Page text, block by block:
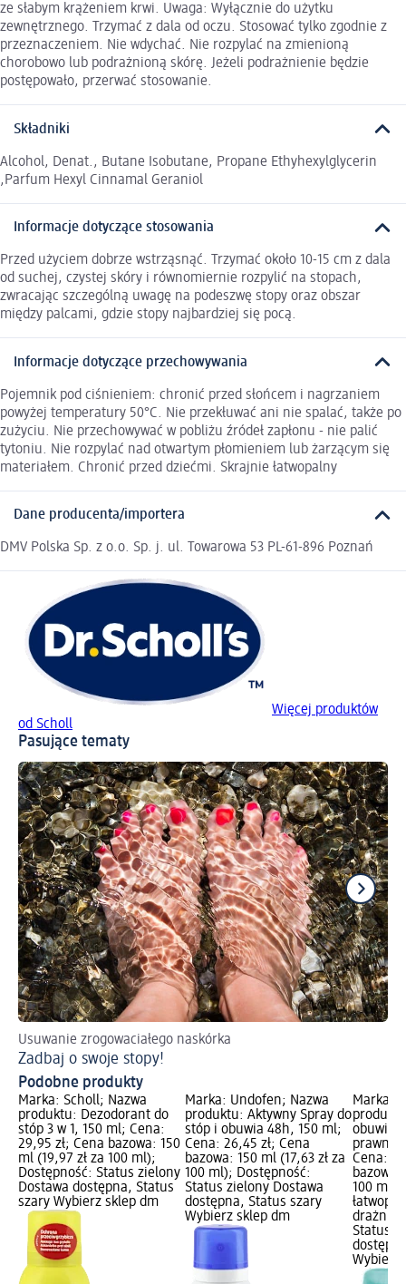
ze słabym krążeniem krwi. Uwaga: Wyłącznie do użytku
zewnętrznego. Trzymać z dala od oczu. Stosować tylko zgodnie z
przeznaczeniem. Nie wdychać. Nie rozpylać na zmienioną
chorobowo lub podrażnioną skórę. Jeżeli podrażnienie będzie
postępowało, przerwać stosowanie.
Składniki
Alcohol, Denat., Butane Isobutane, Propane Ethyhexylglycerin
,Parfum Hexyl Cinnamal Geraniol
Informacje dotyczące stosowania
Przed użyciem dobrze wstrząsnąć. Trzymać około 10-15 cm z dala
od suchej, czystej skóry i równomiernie rozpylić na stopach,
zwracając szczególną uwagę na podeszwę stopy oraz obszar
między palcami, gdzie stopy najbardziej się pocą.
Informacje dotyczące przechowywania
Pojemnik pod ciśnieniem: chronić przed słońcem i nagrzaniem
powyżej temperatury 50°C. Nie przekłuwać ani nie spalać, także po
zużyciu. Nie przechowywać w pobliżu źródeł zapłonu - nie palić
tytoniu. Nie rozpylać nad otwartym płomieniem lub żarzącym się
materiałem. Chronić przed dziećmi. Skrajnie łatwopalny
Dane producenta/importera
DMV Polska Sp. z o.o. Sp. j. ul. Towarowa 53 PL-61-896 Poznań
Więcej produktów
od Scholl
Pasujące tematy
Usuwanie zrogowaciałego naskórka
Zadbaj o swoje stopy!
Podobne produkty
Marka: Scholl; Nazwa
produktu: Dezodorant do
stóp 3 w 1, 150 ml; Cena:
29,95 zł; Cena bazowa: 150
ml (19,97 zł za 100 ml);
Dostępność: Status zielony
Dostawa dostępna, Status
szary Wybierz sklep dm
Marka: Undofen; Nazwa
produktu: Aktywny Spray do
stóp i obuwia 48h, 150 ml;
Cena: 26,45 zł; Cena
bazowa: 150 ml (17,63 zł za
100 ml); Dostępność:
Status zielony Dostawa
dostępna, Status szary
Wybierz sklep dm
Marka:
obuwia,
prawna:
Cena:
bazowa:
100 ml);
Status
Wybierz